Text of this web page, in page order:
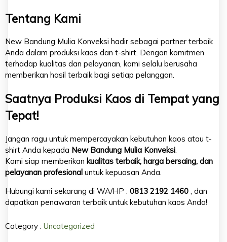
Tentang Kami
New Bandung Mulia Konveksi hadir sebagai partner terbaik
Anda dalam produksi kaos dan t-shirt. Dengan komitmen
terhadap kualitas dan pelayanan, kami selalu berusaha
memberikan hasil terbaik bagi setiap pelanggan.
Saatnya Produksi Kaos di Tempat yang
Tepat!
Jangan ragu untuk mempercayakan kebutuhan kaos atau t-
shirt Anda kepada New Bandung Mulia Konveksi
Kami siap memberikan kualitas terbaik, harga bersaing, dan
pelayanan profesional untuk kepuasan Anda.
Hubungi kami sekarang di WA/HP : 0813 2192 1460 , dan
dapatkan penawaran terbaik untuk kebutuhan kaos Anda!
Category : Uncategorized